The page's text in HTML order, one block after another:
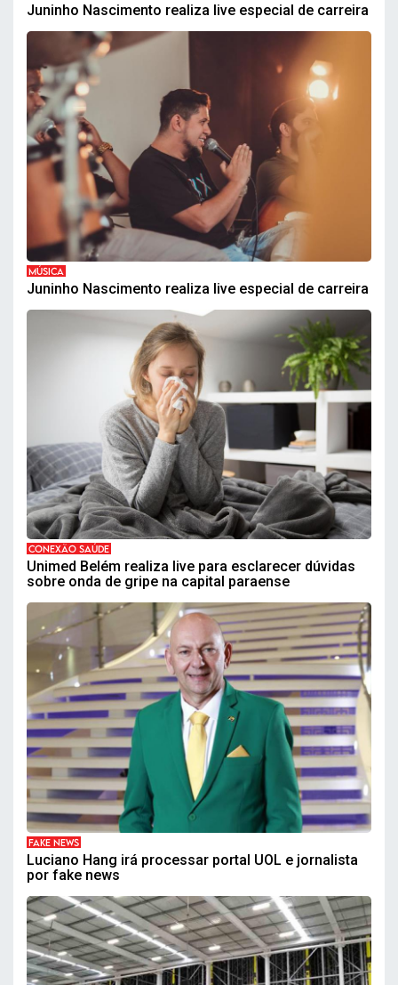
Juninho Nascimento realiza live especial de carreira
MÚSICA
Juninho Nascimento realiza live especial de carreira
CONEXÃO SAÚDE
Unimed Belém realiza live para esclarecer dúvidas
sobre onda de gripe na capital paraense
FAKE NEWS
Luciano Hang irá processar portal UOL e jornalista
por fake news